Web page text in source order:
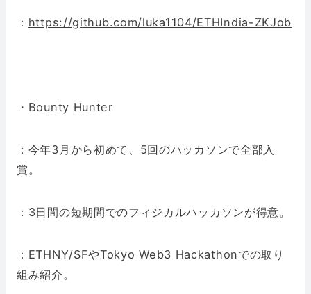
： https://github.com/luka1104/ETHIndia-ZKJob
・Bounty Hunter
：今年3月から初めて、5回のハッカソンで全部入
賞。
：3日間の短期間でのフィジカルハッカソンが得意。
：ETHNY/SFやTokyo Web3 Hackathonでの取り
組み紹介。